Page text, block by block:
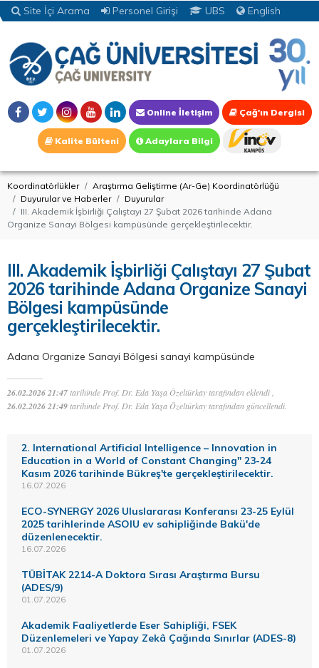
Site İçi Arama Personel Girişi UBS English
Online İletişim Çağ'ın Dergisi
Kalite Bülteni Adaylara Bilgi
Koordinatörlükler
Araştırma Geliştirme (Ar-Ge) Koordinatörlüğü
Duyurular ve Haberler
Duyurular
III. Akademik İşbirliği Çalıştayı 27 Şubat 2026 tarihinde Adana
Organize Sanayi Bölgesi kampüsünde gerçekleştirilecektir.
III. Akademik İşbirliği Çalıştayı 27 Şubat
2026 tarihinde Adana Organize Sanayi
Bölgesi kampüsünde
gerçekleştirilecektir.
Adana Organize Sanayi Bölgesi sanayi kampüsünde
26.02.2026 21:47tarihinde Prof. Dr. Eda Yaşa Özeltürkay tarafından eklendi ,
26.02.2026 21:49tarihinde Prof. Dr. Eda Yaşa Özeltürkay tarafından güncellendi.
2. International Artificial Intelligence – Innovation in
Education in a World of Constant Changing" 23-24
Kasım 2026 tarihinde Bükreş'te gerçekleştirilecektir.
16.07.2026
ECO-SYNERGY 2026 Uluslararası Konferansı 23-25 Eylül
2025 tarihlerinde ASOIU ev sahipliğinde Bakü'de
düzenlenecektir.
16.07.2026
TÜBİTAK 2214-A Doktora Sırası Araştırma Bursu
(ADES/9)
01.07.2026
Akademik Faaliyetlerde Eser Sahipliği, FSEK
Düzenlemeleri ve Yapay Zekâ Çağında Sınırlar (ADES-8)
01.07.2026